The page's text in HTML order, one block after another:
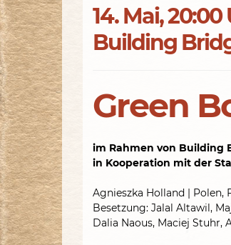
14. Mai, 20:00
Building
Green
im Rahmen von Building
in Kooperation mit der
Agnieszka Holland | Polen,
Besetzung: Jalal Altawil,
Dalia Naous, Maciej Stuhr,